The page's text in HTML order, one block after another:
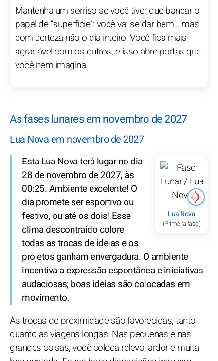
Mantenha um sorriso se você tiver que bancar o
papel de “superfície”: você vai se dar bem… mas
com certeza não o dia inteiro! Você fica mais
agradável com os outros, e isso abre portas que
você nem imagina.
As fases lunares em novembro de 2027
Lua Nova em novembro de 2027
Lua Nova
(Primeira fase)
Esta Lua Nova terá lugar no dia
28 de novembro de 2027, às
00:25. Ambiente excelente! O
dia promete ser esportivo ou
festivo, ou até os dois! Esse
clima descontraído colore
todas as trocas de ideias e os
projetos ganham envergadura. O ambiente
incentiva a expressão espontânea e iniciativas
audaciosas; boas ideias são colocadas em
movimento.
As trocas de proximidade são favorecidas, tanto
quanto as viagens longas. Nas pequenas e nas
grandes coisas, você coloca relevo, ardor e muita